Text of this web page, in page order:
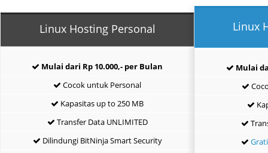
Linux Hosting Personal
Mulai dari Rp 10.000,- per Bulan
Cocok untuk Personal
Kapasitas up to 250 MB
Transfer Data UNLIMITED
Dilindungi BitNinja Smart Security
Linux
Mulai